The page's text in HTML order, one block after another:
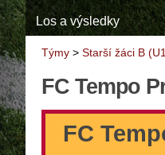
Los a výsledky
Týmy > Starší žáci B
FC Tempo
FC